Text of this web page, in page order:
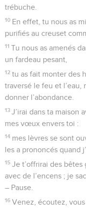
trébuche.
10 En effet, tu nous as
purifiés au creuset
11 Tu nous as amenés
un fardeau pesant,
12 tu as fait monter des
traversé le feu et l’eau,
donner l’abondance.
13 J’irai dans ta maison
mes vœux envers toi :
14 mes lèvres se sont
les a prononcés quand
15 Je t’offrirai des bêtes
avec de l’encens ; je
– Pause.
16 Venez, écoutez,